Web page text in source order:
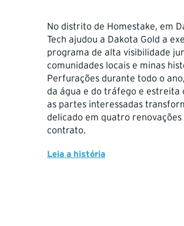
No distrito de Homestake, em
Tech ajudou a Dakota Gold a
programa de alta visibilidade
comunidades locais e minas
Perfurações durante todo o
da água e do tráfego e estreita
as partes interessadas
delicado em quatro renovações
contrato.
Leia a história